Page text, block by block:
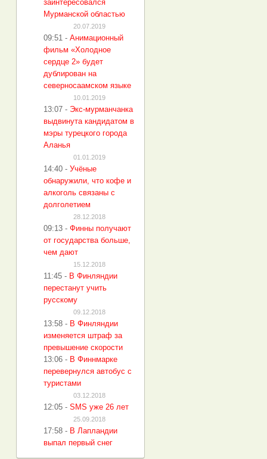
заинтересовался
Мурманской областью
20.07.2019
09:51 - Анимационный
фильм «Холодное
сердце 2» будет
дублирован на
северносаамском языке
10.01.2019
13:07 - Экс-мурманчанка
выдвинута кандидатом в
мэры турецкого города
Аланья
01.01.2019
14:40 - Учёные
обнаружили, что кофе и
алкоголь связаны с
долголетием
28.12.2018
09:13 - Финны получают
от государства больше,
чем дают
15.12.2018
11:45 - В Финляндии
перестанут учить
русскому
09.12.2018
13:58 - В Финляндии
изменяется штраф за
превышение скорости
13:06 - В Финнмарке
перевернулся автобус с
туристами
03.12.2018
12:05 - SMS уже 26 лет
25.09.2018
17:58 - В Лапландии
выпал первый снег